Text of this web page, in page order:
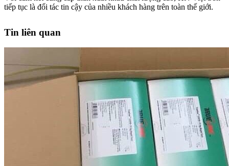
tiếp tục là đối tác tin cậy của nhiều khách hàng trên toàn thế giới.
Tin liên quan